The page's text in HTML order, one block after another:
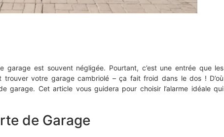
est souvent négligée. Pourtant, c’est une entrée que les
votre garage cambriolé – ça fait froid dans le dos ! D’où
garage. Cet article vous guidera pour choisir l’alarme idéale qui
de Garage